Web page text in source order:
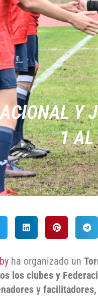
Y
1 AL
ha organizado un
los clubes y
y facilitadores,